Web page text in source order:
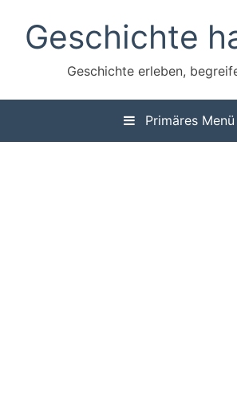
Inhalt
springenGeschichte
Geschichte erleben,
Primäres Menü